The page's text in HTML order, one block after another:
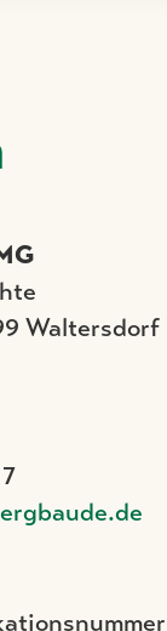
Waltersdorf